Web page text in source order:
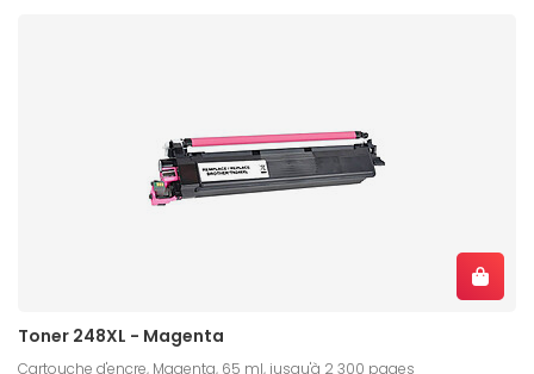
Toner 248XL - Magenta
Cartouche d'encre, Magenta, 65 ml, jusqu'à 2 300 pages